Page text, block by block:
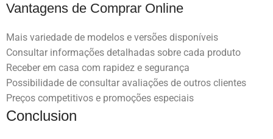
Vantagens de Comprar Online
Mais variedade de modelos e versões disponíveis
Consultar informações detalhadas sobre cada produto
Receber em casa com rapidez e segurança
Possibilidade de consultar avaliações de outros clientes
Preços competitivos e promoções especiais
Conclusion